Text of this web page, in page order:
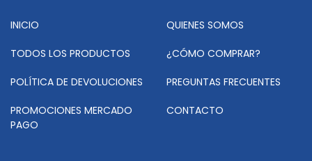
INICIO QUIENES SOMOS
TODOS LOS PRODUCTOS ¿CÓMO COMPRAR?
POLÍTICA DE DEVOLUCIONES PREGUNTAS FRECUENTES
PROMOCIONES MERCADO
PAGO
CONTACTO